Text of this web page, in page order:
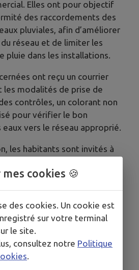
Elles ont pour objectif
des raccordements des
pluviales, afin d’améliorer
réseau et de limiter les
pluie dans les installations.
ont reçu un courrier
les modalités de prise de
contrôles, un colorant non
pour vérifier le bon
vers le réseau approprié.
les habitants sont invités à
indiquées dans le
cookies 🍪
des cookies. Un cookie est
sur votre terminal
le site.
consultez notre Politique